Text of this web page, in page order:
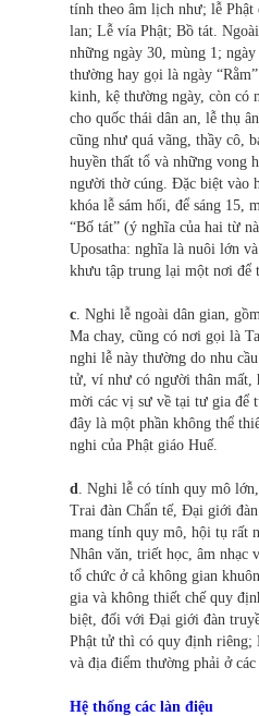
tính theo âm lịch như; lễ
lan; Lễ vía Phật; Bồ tát.
những ngày 30, mùng 1;
thường hay gọi là ngày
kinh, kệ thường ngày, còn có
cho quốc thái dân an, lễ thụ
cũng như quá vãng, thầy cô,
huyền thất tổ và những vong
người thờ cúng. Đặc biệt vào
khóa lễ sám hối, để sáng 15,
“Bố tát” (ý nghĩa của hai từ
Uposatha: nghĩa là nuôi lớn
khưu tập trung lại một nơi để
c. Nghi lễ ngoài dân gian,
Ma chay, cũng có nơi gọi là
nghi lễ này thường do nhu
tử, ví như có người thân mất,
mời các vị sư về tại tư gia để
đây là một phần không thể
nghi của Phật giáo Huế.
d. Nghi lễ có tính quy mô
Trai đàn Chẩn tế, Đại giới
mang tính quy mô, hội tụ rất
Nhân văn, triết học, âm nhạc
tổ chức ở cả không gian
gia và không thiết chế quy
biệt, đối với Đại giới đàn
Phật tử thì có quy định riêng;
và địa điểm thường phải ở
Hệ thống các làn điệu